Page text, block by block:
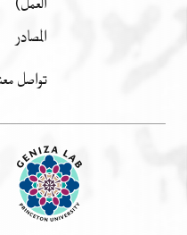
ממטבע היוצא והוא
אצל פצל בן סהל
ומרשותו ומחזקתו
חסד הנאסף . . . . . . .
וכתבתי להם שטר
المصادر
تواصل